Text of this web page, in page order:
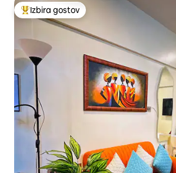
Najbolj priljubljena prenočišča z značko
Izbira gostov